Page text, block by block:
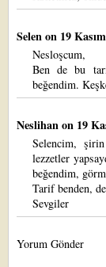
Selenon 19
Nesloşcum,
Ben de bu
beğendim.
Neslihanon 19
Selencim,
lezzetler
beğendim,
Tarif benden,
Sevgiler
Yorum Gönder